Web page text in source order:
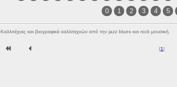
0
1 2 3 4 5
Καλλιτέχνες και βιογραφικά καλλιτεχνών από την jazz blues και rock μουσική.
|1 |